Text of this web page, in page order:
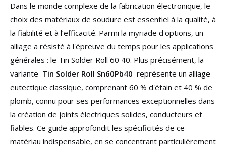
Dans le monde complexe de la fabrication électronique, le
choix des matériaux de soudure est essentiel à la qualité, à
la fiabilité et à l’efficacité. Parmi la myriade d'options, un
alliage a résisté à l'épreuve du temps pour les applications
générales : le Tin Solder Roll 60 40. Plus précisément, la
variante Tin Solder Roll Sn60Pb40 représente un alliage
eutectique classique, comprenant 60 % d'étain et 40 % de
plomb, connu pour ses performances exceptionnelles dans
la création de joints électriques solides, conducteurs et
fiables. Ce guide approfondit les spécificités de ce
matériau indispensable, en se concentrant particulièrement